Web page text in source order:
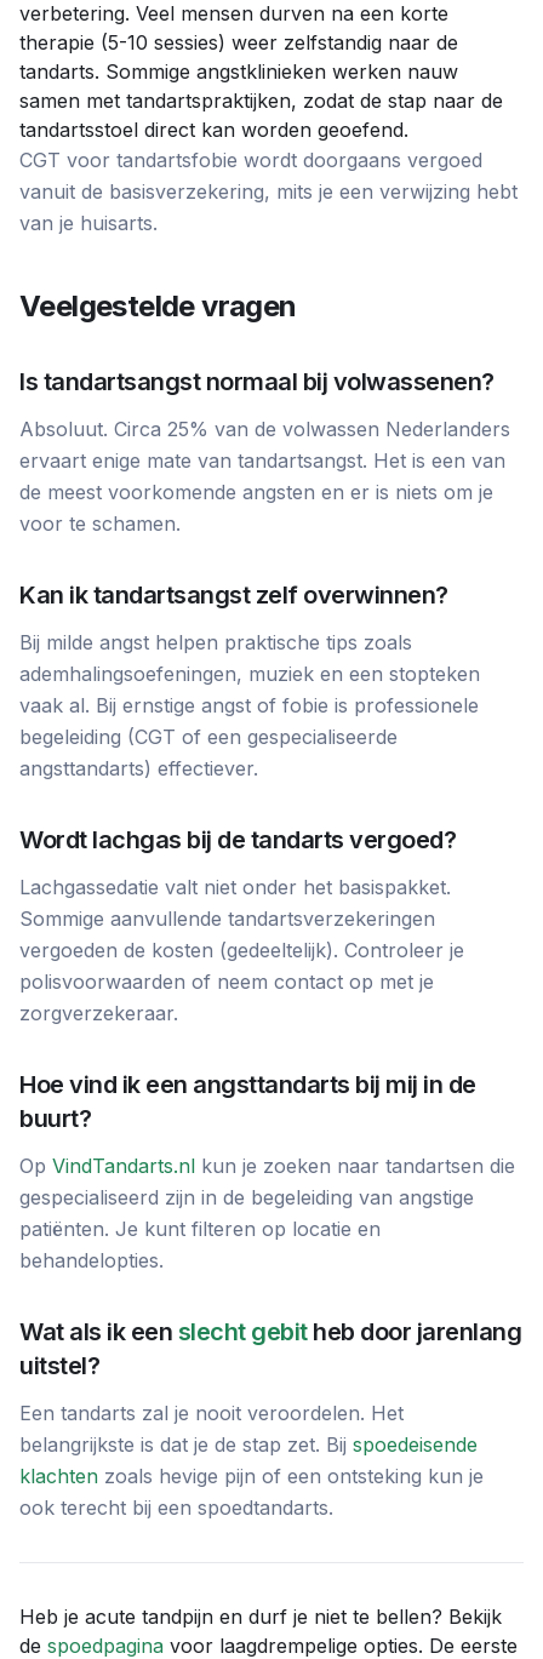
verbetering. Veel mensen durven na een korte
therapie (5-10 sessies) weer zelfstandig naar de
tandarts. Sommige angstklinieken werken nauw
samen met tandartspraktijken, zodat de stap naar de
tandartsstoel direct kan worden geoefend.
CGT voor tandartsfobie wordt doorgaans vergoed
vanuit de basisverzekering, mits je een verwijzing hebt
van je huisarts.
Veelgestelde vragen
Is tandartsangst normaal bij volwassenen?
Absoluut. Circa 25% van de volwassen Nederlanders
ervaart enige mate van tandartsangst. Het is een van
de meest voorkomende angsten en er is niets om je
voor te schamen.
Kan ik tandartsangst zelf overwinnen?
Bij milde angst helpen praktische tips zoals
ademhalingsoefeningen, muziek en een stopteken
vaak al. Bij ernstige angst of fobie is professionele
begeleiding (CGT of een gespecialiseerde
angsttandarts) effectiever.
Wordt lachgas bij de tandarts vergoed?
Lachgassedatie valt niet onder het basispakket.
Sommige aanvullende tandartsverzekeringen
vergoeden de kosten (gedeeltelijk). Controleer je
polisvoorwaarden of neem contact op met je
zorgverzekeraar.
Hoe vind ik een angsttandarts bij mij in de
buurt?
Op VindTandarts.nl kun je zoeken naar tandartsen die
gespecialiseerd zijn in de begeleiding van angstige
patiënten. Je kunt filteren op locatie en
behandelopties.
Wat als ik een slecht gebitheb door jarenlang
uitstel?
Een tandarts zal je nooit veroordelen. Het
belangrijkste is dat je de stap zet. Bij spoedeisende
klachten zoals hevige pijn of een ontsteking kun je
ook terecht bij een spoedtandarts.
Heb je acute tandpijn en durf je niet te bellen? Bekijk
de spoedpagina voor laagdrempelige opties. De eerste